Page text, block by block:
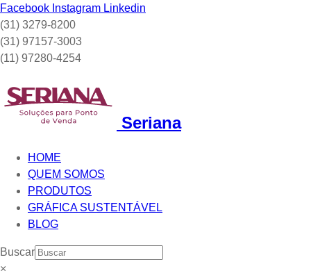
Facebook Instagram Linkedin
(31) 3279-8200
(31) 97157-3003
(11) 97280-4254
Seriana
HOME
QUEM SOMOS
PRODUTOS
GRÁFICA SUSTENTÁVEL
BLOG
Buscar
×